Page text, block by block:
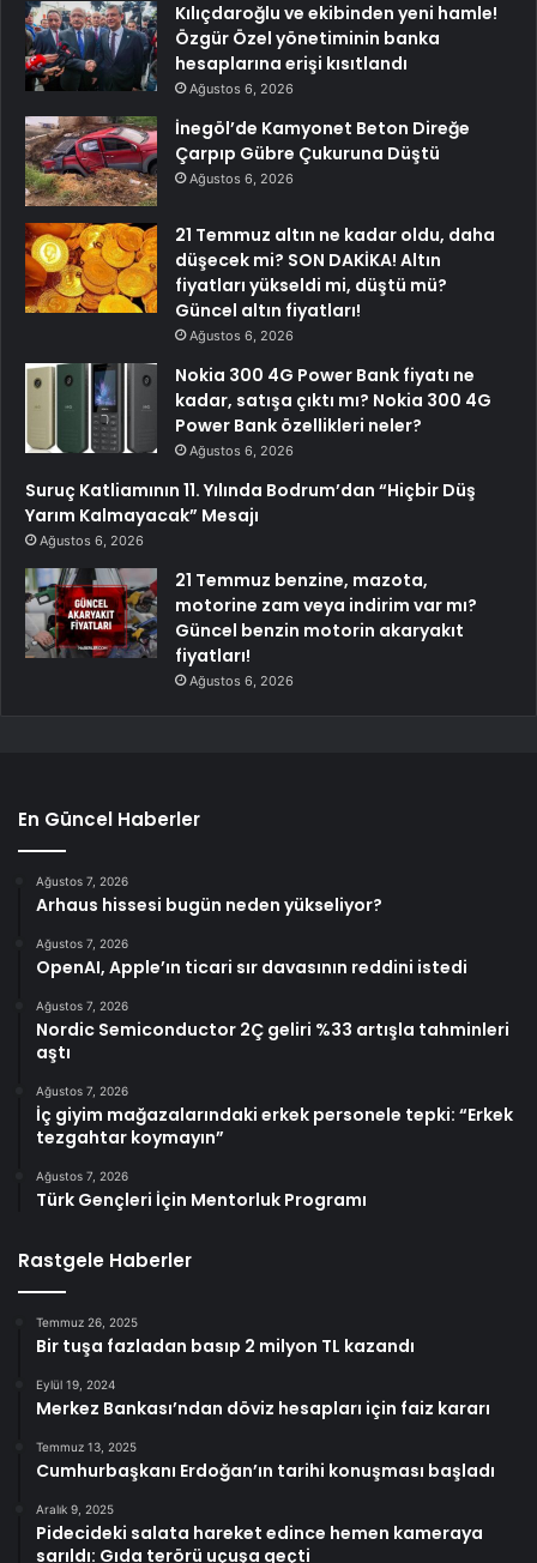
Kılıçdaroğlu ve ekibinden yeni hamle!
Özgür Özel yönetiminin banka
hesaplarına erişi kısıtlandı
Ağustos 6, 2026
İnegöl’de Kamyonet Beton Direğe
Çarpıp Gübre Çukuruna Düştü
Ağustos 6, 2026
21 Temmuz altın ne kadar oldu, daha
düşecek mi? SON DAKİKA! Altın
fiyatları yükseldi mi, düştü mü?
Güncel altın fiyatları!
Ağustos 6, 2026
Nokia 300 4G Power Bank fiyatı ne
kadar, satışa çıktı mı? Nokia 300 4G
Power Bank özellikleri neler?
Ağustos 6, 2026
Suruç Katliamının 11. Yılında Bodrum’dan “Hiçbir Düş
Yarım Kalmayacak” Mesajı
Ağustos 6, 2026
21 Temmuz benzine, mazota,
motorine zam veya indirim var mı?
Güncel benzin motorin akaryakıt
fiyatları!
Ağustos 6, 2026
En Güncel Haberler
Ağustos 7, 2026
Arhaus hissesi bugün neden yükseliyor?
Ağustos 7, 2026
OpenAI, Apple’ın ticari sır davasının reddini istedi
Ağustos 7, 2026
Nordic Semiconductor 2Ç geliri %33 artışla tahminleri
aştı
Ağustos 7, 2026
İç giyim mağazalarındaki erkek personele tepki: “Erkek
tezgahtar koymayın”
Ağustos 7, 2026
Türk Gençleri İçin Mentorluk Programı
Rastgele Haberler
Temmuz 26, 2025
Bir tuşa fazladan basıp 2 milyon TL kazandı
Eylül 19, 2024
Merkez Bankası’ndan döviz hesapları için faiz kararı
Temmuz 13, 2025
Cumhurbaşkanı Erdoğan’ın tarihi konuşması başladı
Aralık 9, 2025
Pidecideki salata hareket edince hemen kameraya
sarıldı: Gıda terörü uçuşa geçti